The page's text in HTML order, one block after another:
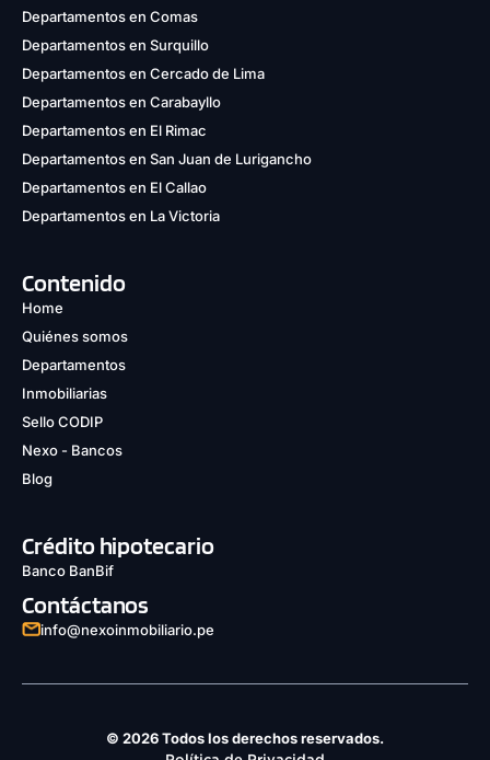
Departamentos en Comas
Departamentos en Surquillo
Departamentos en Cercado de Lima
Departamentos en Carabayllo
Departamentos en El Rimac
Departamentos en San Juan de Lurigancho
Departamentos en El Callao
Departamentos en La Victoria
Contenido
Home
Quiénes somos
Departamentos
Inmobiliarias
Sello CODIP
Nexo - Bancos
Blog
Crédito hipotecario
Banco BanBif
Contáctanos
info@nexoinmobiliario.pe
© 2026 Todos los derechos reservados.